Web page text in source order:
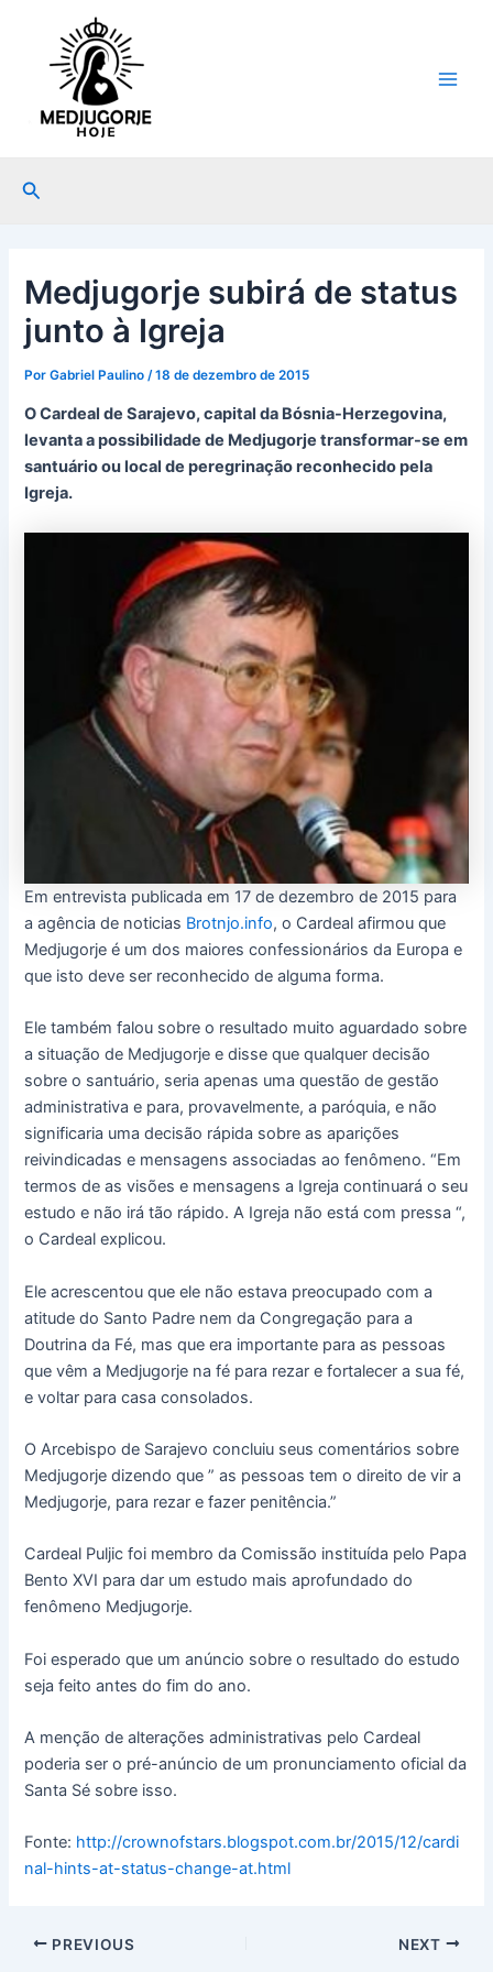
conteúdo
Pesquisar
Medjugorje subirá de status
junto à Igreja
PorGabriel Paulino/18 de dezembro de 2015
O Cardeal de Sarajevo, capital da Bósnia-Herzegovina,
levanta a possibilidade de Medjugorje transformar-se em
santuário ou local de peregrinação reconhecido pela
Igreja.
Em entrevista publicada em 17 de dezembro de 2015 para
a agência de noticias Brotnjo.info, o Cardeal afirmou que
Medjugorje é um dos maiores confessionários da Europa e
que isto deve ser reconhecido de alguma forma.
Ele também falou sobre o resultado muito aguardado sobre
a situação de Medjugorje e disse que qualquer decisão
sobre o santuário, seria apenas uma questão de gestão
administrativa e para, provavelmente, a paróquia, e não
significaria uma decisão rápida sobre as aparições
reivindicadas e mensagens associadas ao fenômeno. “Em
termos de as visões e mensagens a Igreja continuará o seu
estudo e não irá tão rápido. A Igreja não está com pressa “,
o Cardeal explicou.
Ele acrescentou que ele não estava preocupado com a
atitude do Santo Padre nem da Congregação para a
Doutrina da Fé, mas que era importante para as pessoas
que vêm a Medjugorje na fé para rezar e fortalecer a sua fé,
e voltar para casa consolados.
O Arcebispo de Sarajevo concluiu seus comentários sobre
Medjugorje dizendo que ” as pessoas tem o direito de vir a
Medjugorje, para rezar e fazer penitência.”
Cardeal Puljic foi membro da Comissão instituída pelo Papa
Bento XVI para dar um estudo mais aprofundado do
fenômeno Medjugorje.
Foi esperado que um anúncio sobre o resultado do estudo
seja feito antes do fim do ano.
A menção de alterações administrativas pelo Cardeal
poderia ser o pré-anúncio de um pronunciamento oficial da
Santa Sé sobre isso.
Fonte: http://crownofstars.blogspot.com.br/2015/12/cardi
nal-hints-at-status-change-at.html
navigation
PREVIOUS NEXT